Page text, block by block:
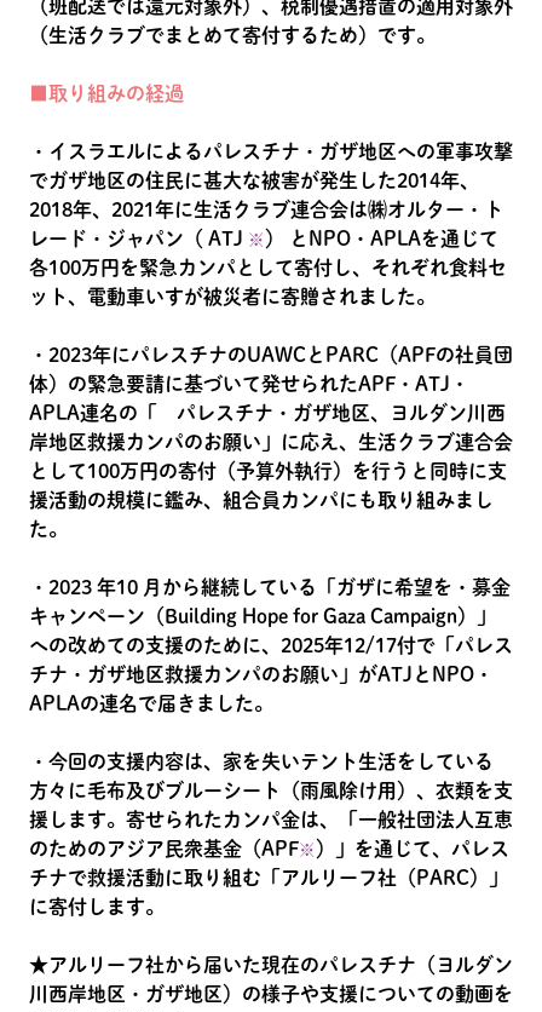
（班配送では還元対象外）、税制優遇措置の適用対象外
（生活クラブでまとめて寄付するため）です。
■取り組みの経過
・イスラエルによるパレスチナ・ガザ地区への軍事攻撃
でガザ地区の住民に甚大な被害が発生した2014年、
2018年、2021年に生活クラブ連合会は㈱オルター・ト
レード・ジャパン（ ATJ ※ ） とNPO・APLAを通じて
各100万円を緊急カンパとして寄付し、それぞれ食料セ
ット、電動車いすが被災者に寄贈されました。
・2023年にパレスチナのUAWCとPARC（APFの社員団
体）の緊急要請に基づいて発せられたAPF・ATJ・
APLA連名の「 パレスチナ・ガザ地区、ヨルダン川西
岸地区救援カンパのお願い」に応え、生活クラブ連合会
として100万円の寄付（予算外執行）を行うと同時に支
援活動の規模に鑑み、組合員カンパにも取り組みまし
た。
・2023 年10 月から継続している「ガザに希望を・募金
キャンペーン（Building Hope for Gaza Campaign）」
への改めての支援のために、2025年12/17付で「パレス
チナ・ガザ地区救援カンパのお願い」がATJとNPO・
APLAの連名で届きました。
・今回の支援内容は、家を失いテント生活をしている
方々に毛布及びブルーシート（雨風除け用）、衣類を支
援します。寄せられたカンパ金は、「一般社団法人互恵
のためのアジア民衆基金（APF※ ）」を通じて、パレス
チナで救援活動に取り組む「アルリーフ社（PARC）」
に寄付します。
★アルリーフ社から届いた現在のパレスチナ（ヨルダン
川西岸地区・ガザ地区）の様子や支援についての動画を